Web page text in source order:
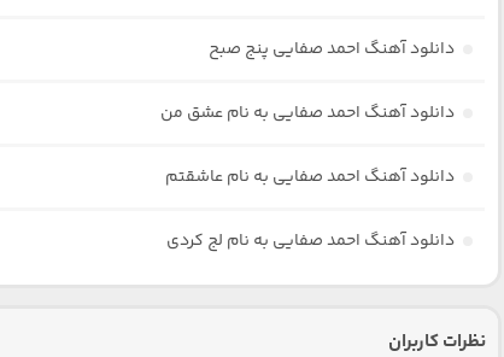
دانلود آهنگ احمد صفایی پنج صبح
دانلود آهنگ احمد صفایی به نام عشق من
دانلود آهنگ احمد صفایی به نام عاشقتم
دانلود آهنگ احمد صفایی به نام لج کردی
نظرات کاربران